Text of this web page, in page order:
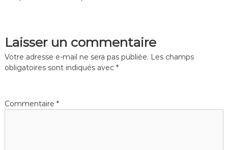
Laisser un commentaire
Votre adresse e-mail ne sera pas publiée. Les champs
obligatoires sont indiqués avec *
Commentaire *